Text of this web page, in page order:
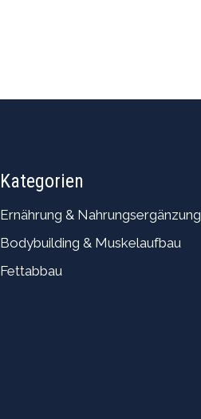
Kategorien
Ernährung & Nahrungsergänzung
Bodybuilding & Muskelaufbau
Fettabbau